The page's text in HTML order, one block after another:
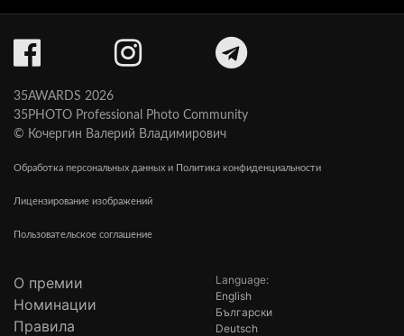
35AWARDS 2026
35PHOTO Professional Photo Community
© Кочергин Валерий Владимирович
Обработка персональных данных и Политика конфиденциальности
Лицензирование изображений
Пользовательское соглашение
О премии
Номинации
Правила
Language:
English
Български
Deutsch